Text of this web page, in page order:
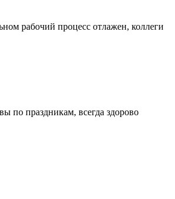
рабочий процесс отлажен, коллеги
по праздникам, всегда здорово